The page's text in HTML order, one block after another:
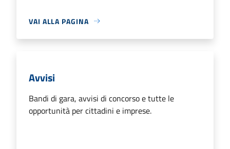
VAI ALLA PAGINA
Avvisi
Bandi di gara, avvisi di concorso e tutte le
opportunità per cittadini e imprese.